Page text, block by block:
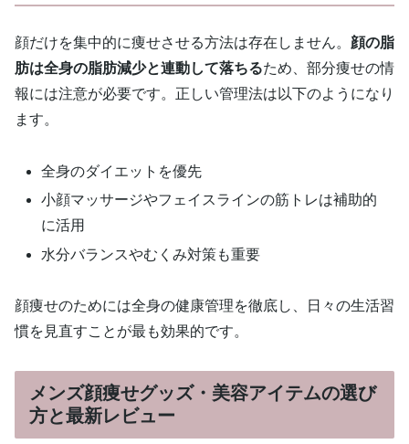
顔だけを集中的に痩せさせる方法は存在しません。 顔の脂
肪は全身の脂肪減少と連動して落ちるため、部分痩せの情
報には注意が必要です。正しい管理法は以下のようになり
ます。
全身のダイエットを優先
小顔マッサージやフェイスラインの筋トレは補助的
に活用
水分バランスやむくみ対策も重要
顔痩せのためには全身の健康管理を徹底し、日々の生活習
慣を見直すことが最も効果的です。
メンズ顔痩せグッズ・美容アイテムの選び
方と最新レビュー